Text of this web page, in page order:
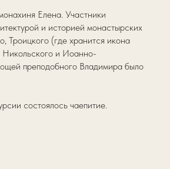
Елена. Участники
и историей монастырских
Троицкого (где хранится икона
Никольского и Иоанно-
преподобного Владимира было
состоялось чаепитие.